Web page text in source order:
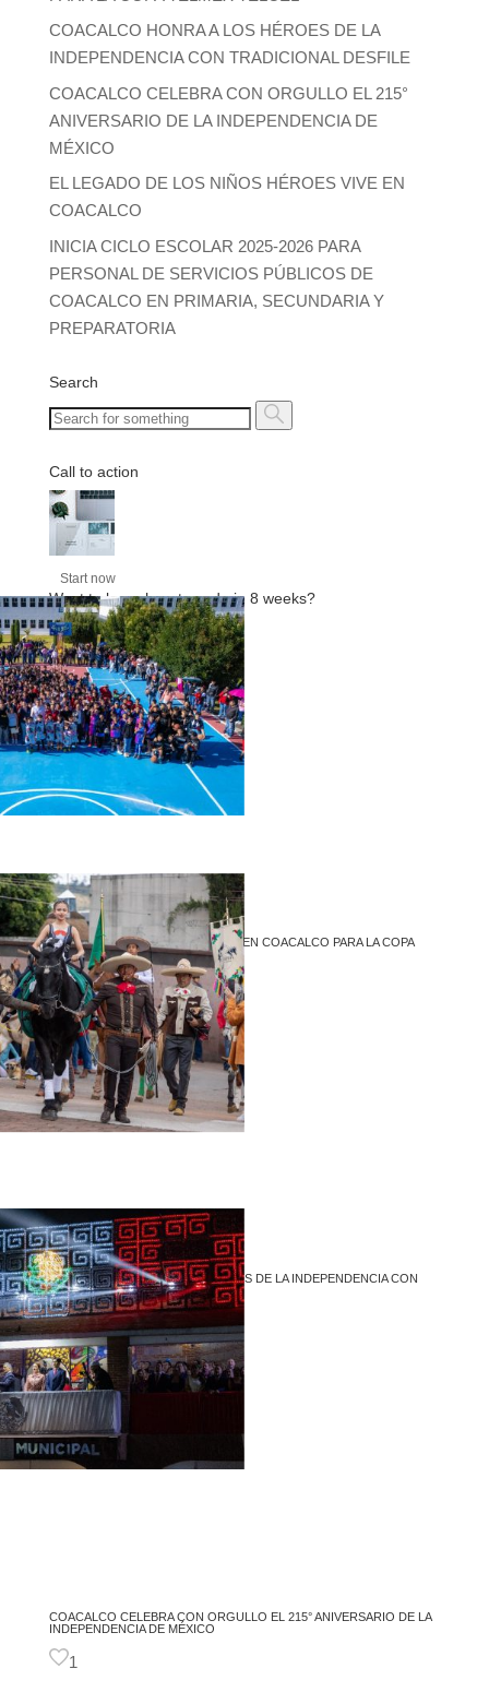
COACALCO HONRA A LOS HÉROES DE LA
INDEPENDENCIA CON TRADICIONAL DESFILE
COACALCO CELEBRA CON ORGULLO EL 215°
ANIVERSARIO DE LA INDEPENDENCIA DE
MÉXICO
EL LEGADO DE LOS NIÑOS HÉROES VIVE EN
COACALCO
INICIA CICLO ESCOLAR 2025-2026 PARA
PERSONAL DE SERVICIOS PÚBLICOS DE
COACALCO EN PRIMARIA, SECUNDARIA Y
PREPARATORIA
Search
Call to action
Start now
Want to learn how to code in 8 weeks?
Purchase Essentials
Recent Posts
NIÑEZ Y JUVENTUD SE DAN CITA EN COACALCO PARA LA COPA
TELMEX TELCEL
1
COACALCO HONRA A LOS HÉROES DE LA INDEPENDENCIA CON
TRADICIONAL DESFILE
1
COACALCO CELEBRA CON ORGULLO EL 215° ANIVERSARIO DE LA
INDEPENDENCIA DE MÉXICO
1